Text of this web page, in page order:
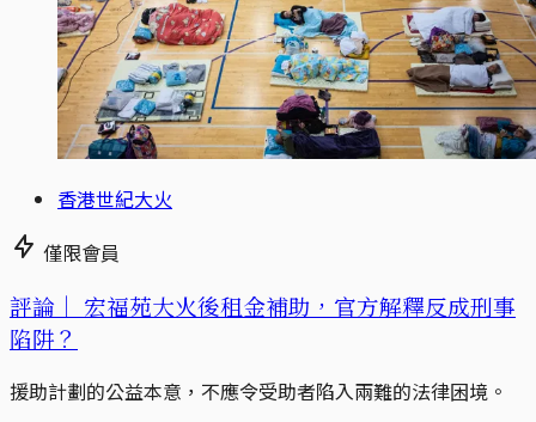
香港世紀大火
僅限會員
評論｜ 宏福苑大火後租金補助，官方解釋反成刑事
陷阱？
援助計劃的公益本意，不應令受助者陷入兩難的法律困境。